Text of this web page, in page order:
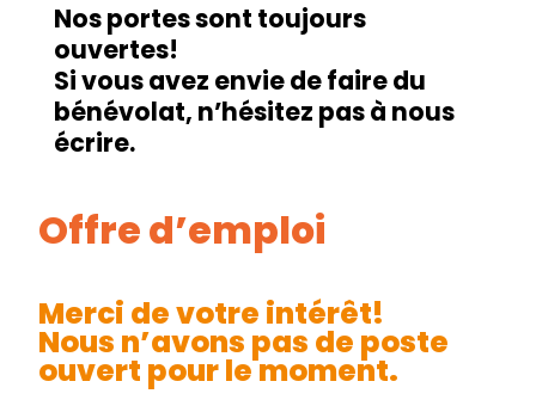
Nos portes sont toujours
ouvertes!
Si vous avez envie de faire du
bénévolat, n’hésitez pas à nous
écrire.
Offre d’emploi
Merci de votre intérêt!
Nous n’avons pas de poste
ouvert pour le moment.